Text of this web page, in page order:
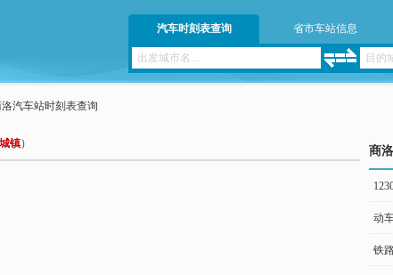
汽车时刻表查询 省市车站信息
汽车站时刻表查询
镇）
商
动
铁